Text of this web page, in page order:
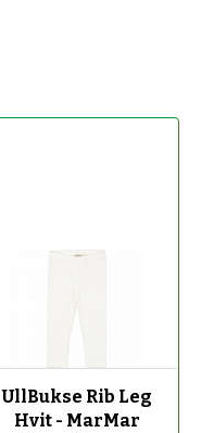
UllBukse Rib Leg
Hvit - MarMar